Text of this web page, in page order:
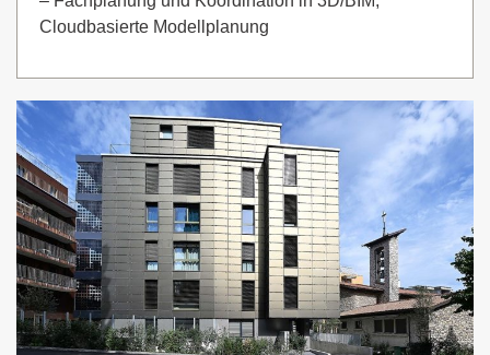
Cloudbasierte Modellplanung